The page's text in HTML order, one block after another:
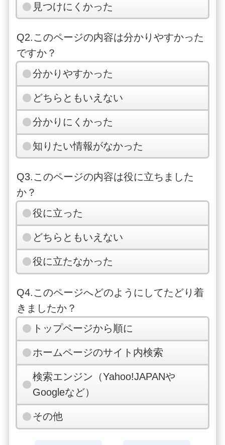
見つけにくかった
Q2.このページの内容は分かりやすかった
ですか？
分かりやすかった
どちらともいえない
分かりにくかった
知りたい情報がなかった
Q3.このページの内容は役に立ちました
か？
役に立った
どちらともいえない
役に立たなかった
Q4.このページへどのようにしてたどり着
きましたか？
トップページから順に
ホームページのサイト内検索
検索エンジン（Yahoo!JAPANや
Googleなど）
その他